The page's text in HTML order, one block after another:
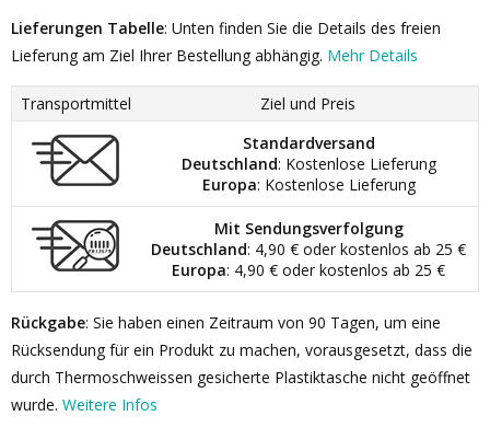
Lieferungen Tabelle: Unten finden Sie die Details des freien
Lieferung am Ziel Ihrer Bestellung abhängig. Mehr Details
Transportmittel
Ziel und Preis
Standardversand
Deutschland: Kostenlose Lieferung
Europa: Kostenlose Lieferung
Mit Sendungsverfolgung
Deutschland: 4,90 € oder kostenlos ab 25 €
Europa: 4,90 € oder kostenlos ab 25 €
Rückgabe: Sie haben einen Zeitraum von 90 Tagen, um eine
Rücksendung für ein Produkt zu machen, vorausgesetzt, dass die
durch Thermoschweissen gesicherte Plastiktasche nicht geöffnet
wurde. Weitere Infos